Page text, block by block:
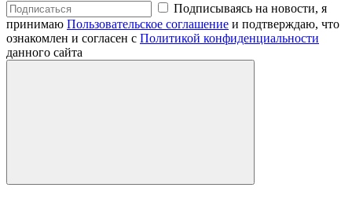
Подписываясь на новости, я
принимаю Пользовательское соглашение и подтверждаю, что
ознакомлен и согласен с Политикой конфиденциальности
данного сайта